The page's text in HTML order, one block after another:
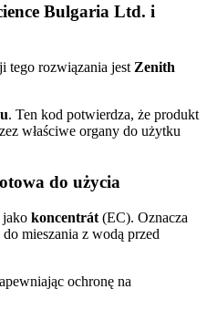
Bulgaria Ltd. i
tego rozwiązania jest Zenith
. Ten kod potwierdza, że produkt
właściwe organy do użytku
do użycia
jako koncentrát (EC). Oznacza
mieszania z wodą przed
ochronę na